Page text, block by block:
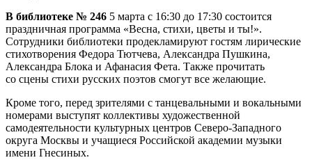
В библиотеке № 246 5 марта с 16:30 до 17:30 состоится
праздничная программа «Весна, стихи, цветы и ты!».
Сотрудники библиотеки продекламируют гостям лирические
стихотворения Федора Тютчева, Александра Пушкина,
Александра Блока и Афанасия Фета. Также прочитать
со сцены стихи русских поэтов смогут все желающие.
Кроме того, перед зрителями с танцевальными и вокальными
номерами выступят коллективы художественной
самодеятельности культурных центров Северо-Западного
округа Москвы и учащиеся Российской академии музыки
имени Гнесиных.